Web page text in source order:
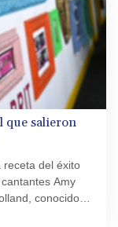
que salieron
receta del éxito
Amy
conocido
de esta